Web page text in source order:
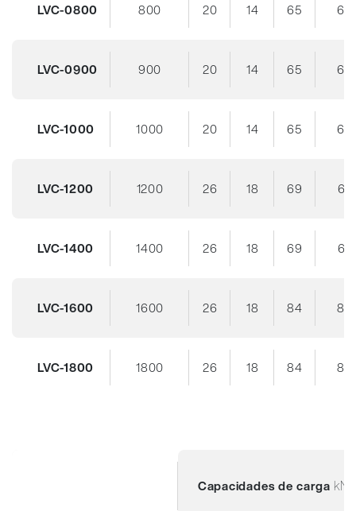
LVC-0800 800 20 14 65 62
LVC-0900 900 20 14 65 62
LVC-1000 1000 20 14 65 62
LVC-1200 1200 26 18 69 67
LVC-1400 1400 26 18 69 67
LVC-1600 1600 26 18 84 82
LVC-1800 1800 26 18 84 82
Capacidades de carga kN